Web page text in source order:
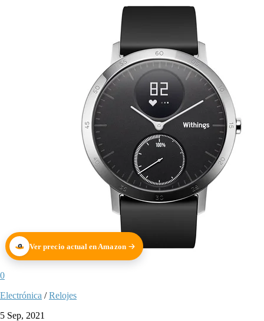
Ver precio actual en Amazon
0
Electrónica /Relojes
5 Sep, 2021